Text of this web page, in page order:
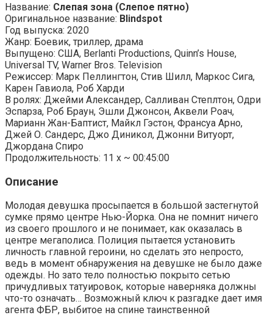
Название: Слепая зона (Слепое пятно)
Оригинальное название: Blindspot
Год выпуска: 2020
Жанр: Боевик, триллер, драма
Выпущено: США, Berlanti Productions, Quinn’s House,
Universal TV, Warner Bros. Television
Режиссер: Марк Пеллингтон, Стив Шилл, Маркос Сига,
Карен Гавиола, Роб Харди
В ролях: Джейми Александер, Салливан Степлтон, Одри
Эспарза, Роб Браун, Эшли Джонсон, Аквели Роач,
Марианн Жан-Баптист, Майкл Гэстон, Франсуа Арно,
Джей О. Сандерс, Джо Диникол, Джонни Витуорт,
Джордана Спиро
Продолжительность: 11 x ~ 00:45:00
Описание
Молодая девушка просыпается в большой застегнутой
сумке прямо центре Нью-Йорка. Она не помнит ничего
из своего прошлого и не понимает, как оказалась в
центре мегаполиса. Полиция пытается установить
личность главной героини, но сделать это непросто,
ведь в момент обнаружения на девушке не было даже
одежды. Но зато тело полностью покрыто сетью
причудливых татуировок, которые наверняка должны
что-то означать… Возможный ключ к разгадке дает имя
агента ФБР, выбитое на спине таинственной